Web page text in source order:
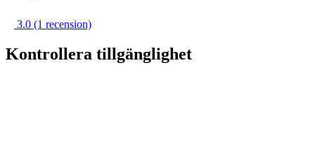
3.0 (1 recension)
Kontrollera tillgänglighet